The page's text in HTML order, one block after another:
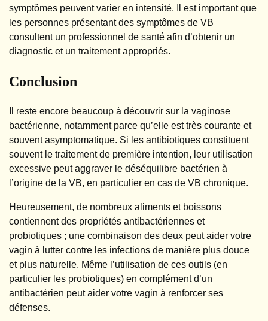
symptômes peuvent varier en intensité. Il est important que
les personnes présentant des symptômes de VB
consultent un professionnel de santé afin d’obtenir un
diagnostic et un traitement appropriés.
Conclusion
Il reste encore beaucoup à découvrir sur la vaginose
bactérienne, notamment parce qu’elle est très courante et
souvent asymptomatique. Si les antibiotiques constituent
souvent le traitement de première intention, leur utilisation
excessive peut aggraver le déséquilibre bactérien à
l’origine de la VB, en particulier en cas de VB chronique.
Heureusement, de nombreux aliments et boissons
contiennent des propriétés antibactériennes et
probiotiques ; une combinaison des deux peut aider votre
vagin à lutter contre les infections de manière plus douce
et plus naturelle. Même l’utilisation de ces outils (en
particulier les probiotiques) en complément d’un
antibactérien peut aider votre vagin à renforcer ses
défenses.